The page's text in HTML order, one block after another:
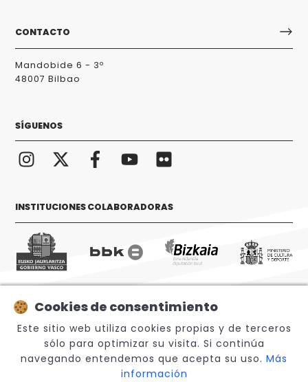
CONTACTO
Mandobide 6 - 3º
48007 Bilbao
SÍGUENOS
INSTITUCIONES COLABORADORAS
© 2026 Sabino Arana Fundazioa
Cookies de consentimiento
Este sitio web utiliza cookies propias y de terceros
sólo para optimizar su visita. Si continúa
navegando entendemos que acepta su uso. Más
información